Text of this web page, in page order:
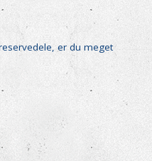
er du meget